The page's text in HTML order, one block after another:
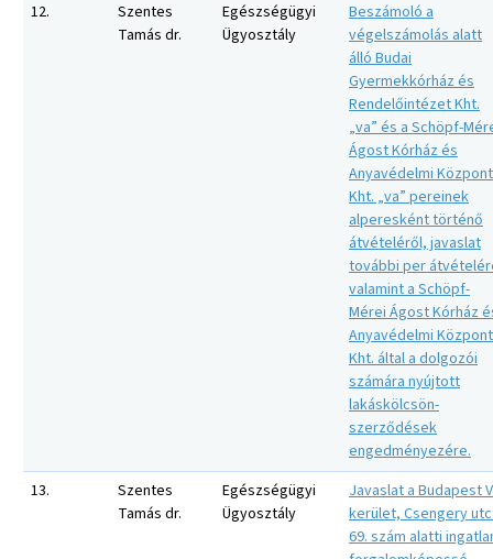
12.
Szentes
Tamás dr.
Egészségügyi
Ügyosztály
Beszámoló a
végelszámolás alatt
álló Budai
Gyermekkórház és
Rendelőintézet Kht.
„va” és a Schöpf-
Ágost Kórház és
Anyavédelmi Központ
Kht. „va” pereinek
alperesként történő
átvételéről, javaslat
további per
valamint a Schöpf-
Mérei Ágost Kórház
Anyavédelmi Központ
Kht. által a dolgozói
számára nyújtott
lakáskölcsön-
szerződések
engedményezére.
13.
Szentes
Tamás dr.
Egészségügyi
Ügyosztály
Javaslat a Budapest
kerület, Csengery
69. szám alatti